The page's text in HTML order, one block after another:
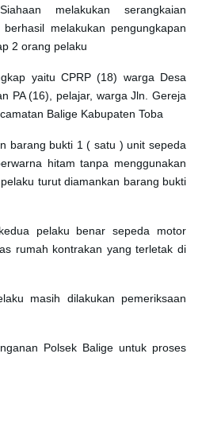
melakukan serangkaian
melakukan pengungkapan
2 orang pelaku
yaitu CPRP (18) warga Desa
PA (16), pelajar, warga Jln. Gereja
Balige Kabupaten Toba
barang bukti 1 ( satu ) unit sepeda
hitam tanpa menggunakan
turut diamankan barang bukti
pelaku benar sepeda motor
rumah kontrakan yang terletak di
masih dilakukan pemeriksaan
Polsek Balige untuk proses